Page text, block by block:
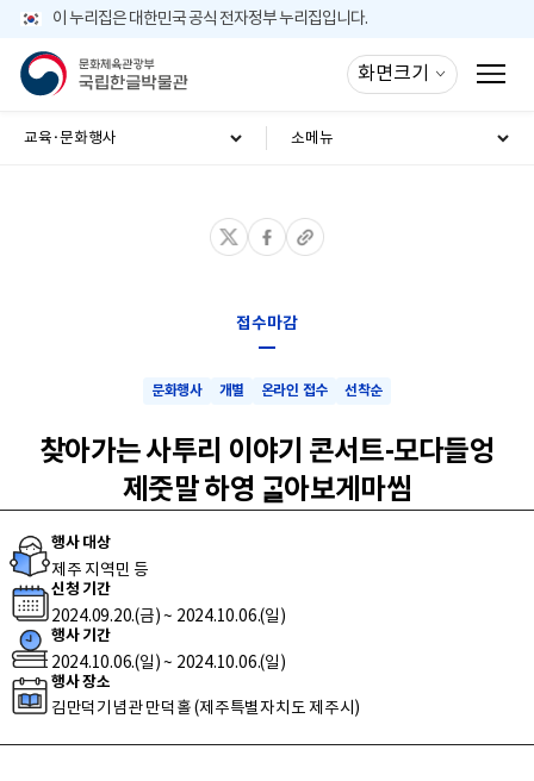
주메뉴 바로가기
본문바로가기이 누리집은 대한민국 공식 전자정부 누리집입니다.
화면크기
교육·문화행사 소메뉴
접수마감
문화행사 개별 온라인 접수 선착순
찾아가는 사투리 이야기 콘서트-모다들엉
제줏말 하영 ᄀᆞᆯ아보게마씸
행사 대상
제주 지역민 등
신청 기간
2024.09.20.(금) ~ 2024.10.06.(일)
행사 기간
2024.10.06.(일) ~ 2024.10.06.(일)
행사 장소
김만덕기념관 만덕홀 (제주특별자치도 제주시)